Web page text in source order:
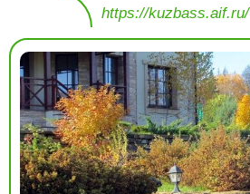
https://kuzbass.aif.ru/